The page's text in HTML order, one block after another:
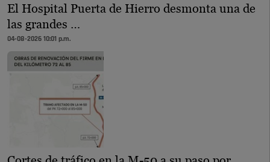
El Hospital Puerta de Hierro desmonta una de
las grandes …
04-08-2026 10:01 p.m.